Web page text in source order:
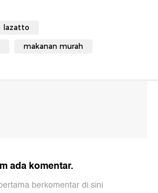
lazatto
makanan murah
ada komentar.
berkomentar di sini